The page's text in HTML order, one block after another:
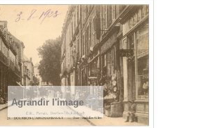
Agrandir l'image